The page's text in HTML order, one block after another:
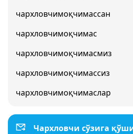
чархловчимоқчимассан
чархловчимоқчимас
чархловчимоқчимасмиз
чархловчимоқчимассиз
чархловчимоқчимаслар
Чархловчи сўзига